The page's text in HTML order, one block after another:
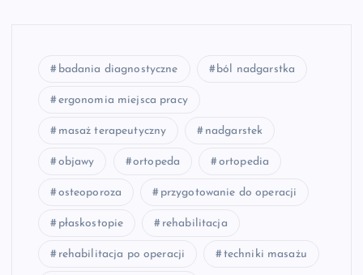
badania diagnostyczne ból nadgarstka
ergonomia miejsca pracy
masaż terapeutyczny nadgarstek
objawy ortopeda ortopedia
osteoporoza przygotowanie do operacji
płaskostopie rehabilitacja
rehabilitacja po operacji techniki masażu